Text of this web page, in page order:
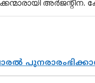
അര്‍ജന്റീന.